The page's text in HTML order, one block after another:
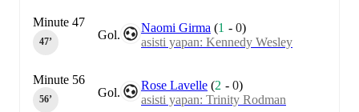
Gol.
Naomi Girma (1 -0)
asisti yapan: Kennedy Wesley
Minute 47
47‎’‎
Gol.
Rose Lavelle (2 -0)
asisti yapan: Trinity Rodman
Minute 56
56‎’‎